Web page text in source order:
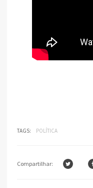
TAGS: POLÍTICA
Compartilhar: